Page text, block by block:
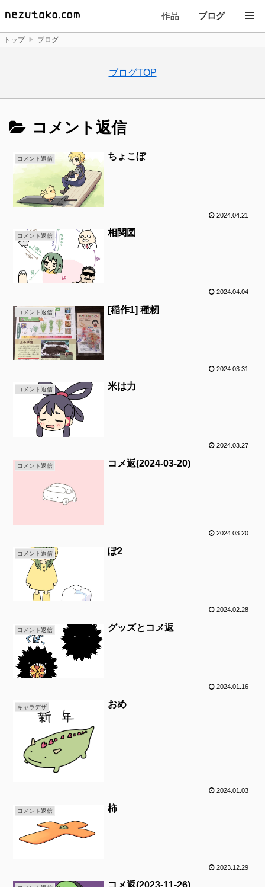
作品 ブログ
トップ ブログ
ブログTOP
コメント返信
コメント返信 ちょこぼ
2024.04.21
コメント返信 相関図
2024.04.04
コメント返信 [稲作1] 種籾
2024.03.31
コメント返信 米は力
2024.03.27
コメント返信 コメ返(2024-03-20)
2024.03.20
コメント返信 ぽ2
2024.02.28
コメント返信 グッズとコメ返
2024.01.16
キャラデザ おめ
2024.01.03
コメント返信 柿
2023.12.29